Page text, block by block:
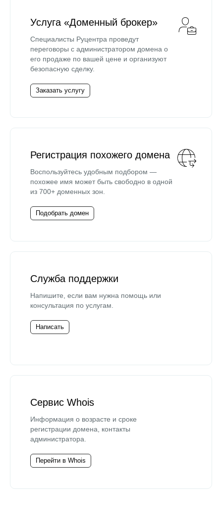
Услуга «Доменный брокер»
Специалисты Руцентра проведут
переговоры с администратором домена о
его продаже по вашей цене и организуют
безопасную сделку.
Заказать услугу
Регистрация похожего домена
Воспользуйтесь удобным подбором —
похожее имя может быть свободно в одной
из 700+ доменных зон.
Подобрать домен
Служба поддержки
Напишите, если вам нужна помощь или
консультация по услугам.
Написать
Сервис Whois
Информация о возрасте и сроке
регистрации домена, контакты
администратора.
Перейти в Whois